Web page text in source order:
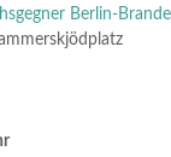
Berlin-